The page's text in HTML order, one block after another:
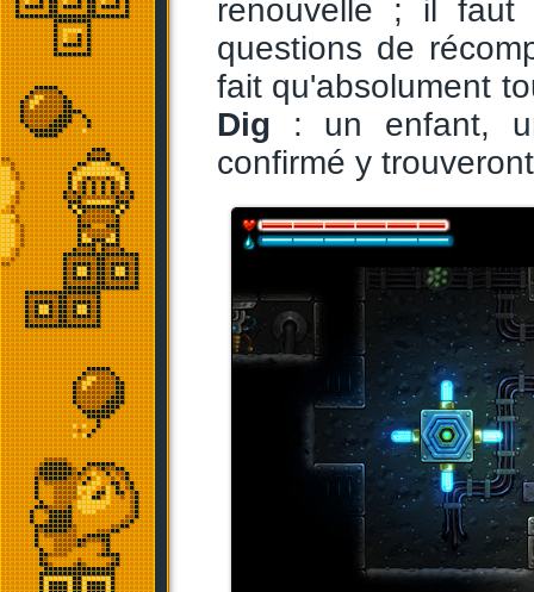
renouvelle ; il faut
questions de
fait qu'absolument
Dig : un enfant,
confirmé y